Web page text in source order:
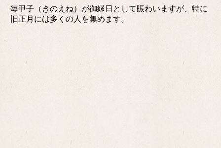
毎甲子（きのえね）が御縁日として賑わいますが、特に
旧正月には多くの人を集めます。